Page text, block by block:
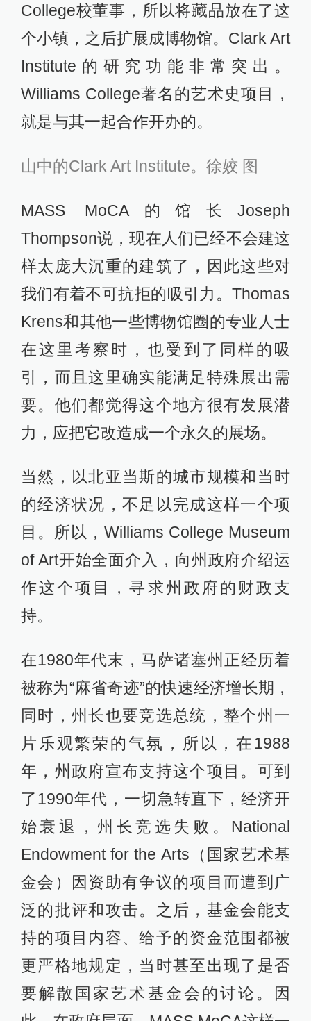
College校董事，所以将藏品放在了这
个小镇，之后扩展成博物馆。Clark Art
Institute的研究功能非常突出。
Williams College著名的艺术史项目，
就是与其一起合作开办的。
山中的Clark Art Institute。徐姣 图
MASS MoCA的馆长Joseph
Thompson说，现在人们已经不会建这
样太庞大沉重的建筑了，因此这些对
我们有着不可抗拒的吸引力。Thomas
Krens和其他一些博物馆圈的专业人士
在这里考察时，也受到了同样的吸
引，而且这里确实能满足特殊展出需
要。他们都觉得这个地方很有发展潜
力，应把它改造成一个永久的展场。
当然，以北亚当斯的城市规模和当时
的经济状况，不足以完成这样一个项
目。所以，Williams College Museum
of Art开始全面介入，向州政府介绍运
作这个项目，寻求州政府的财政支
持。
在1980年代末，马萨诸塞州正经历着
被称为“麻省奇迹”的快速经济增长期，
同时，州长也要竞选总统，整个州一
片乐观繁荣的气氛，所以，在1988
年，州政府宣布支持这个项目。可到
了1990年代，一切急转直下，经济开
始衰退，州长竞选失败。National
Endowment for the Arts（国家艺术基
金会）因资助有争议的项目而遭到广
泛的批评和攻击。之后，基金会能支
持的项目内容、给予的资金范围都被
更严格地规定，当时甚至出现了是否
要解散国家艺术基金会的讨论。因